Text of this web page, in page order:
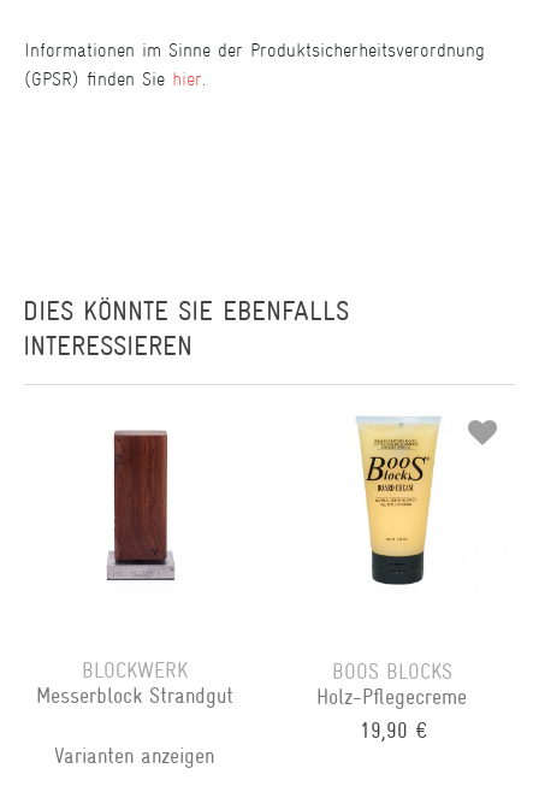
Informationen im Sinne der Produktsicherheitsverordnung
(GPSR) finden Sie hier.
DIES KÖNNTE SIE EBENFALLS
INTERESSIEREN
BLOCKWERK
Messerblock Strandgut
Varianten anzeigen
BOOS BLOCKS
Holz-Pflegecreme
19,90 €